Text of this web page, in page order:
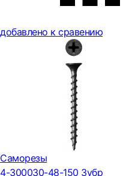
добавлено к сравению
Саморезы
4-300030-48-150 Зубр